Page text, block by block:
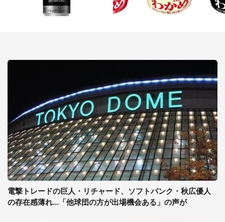
電撃トレードの巨人・リチャード、ソフトバンク・秋広優人
の存在感薄れ...「他球団の方が出場機会ある」の声が